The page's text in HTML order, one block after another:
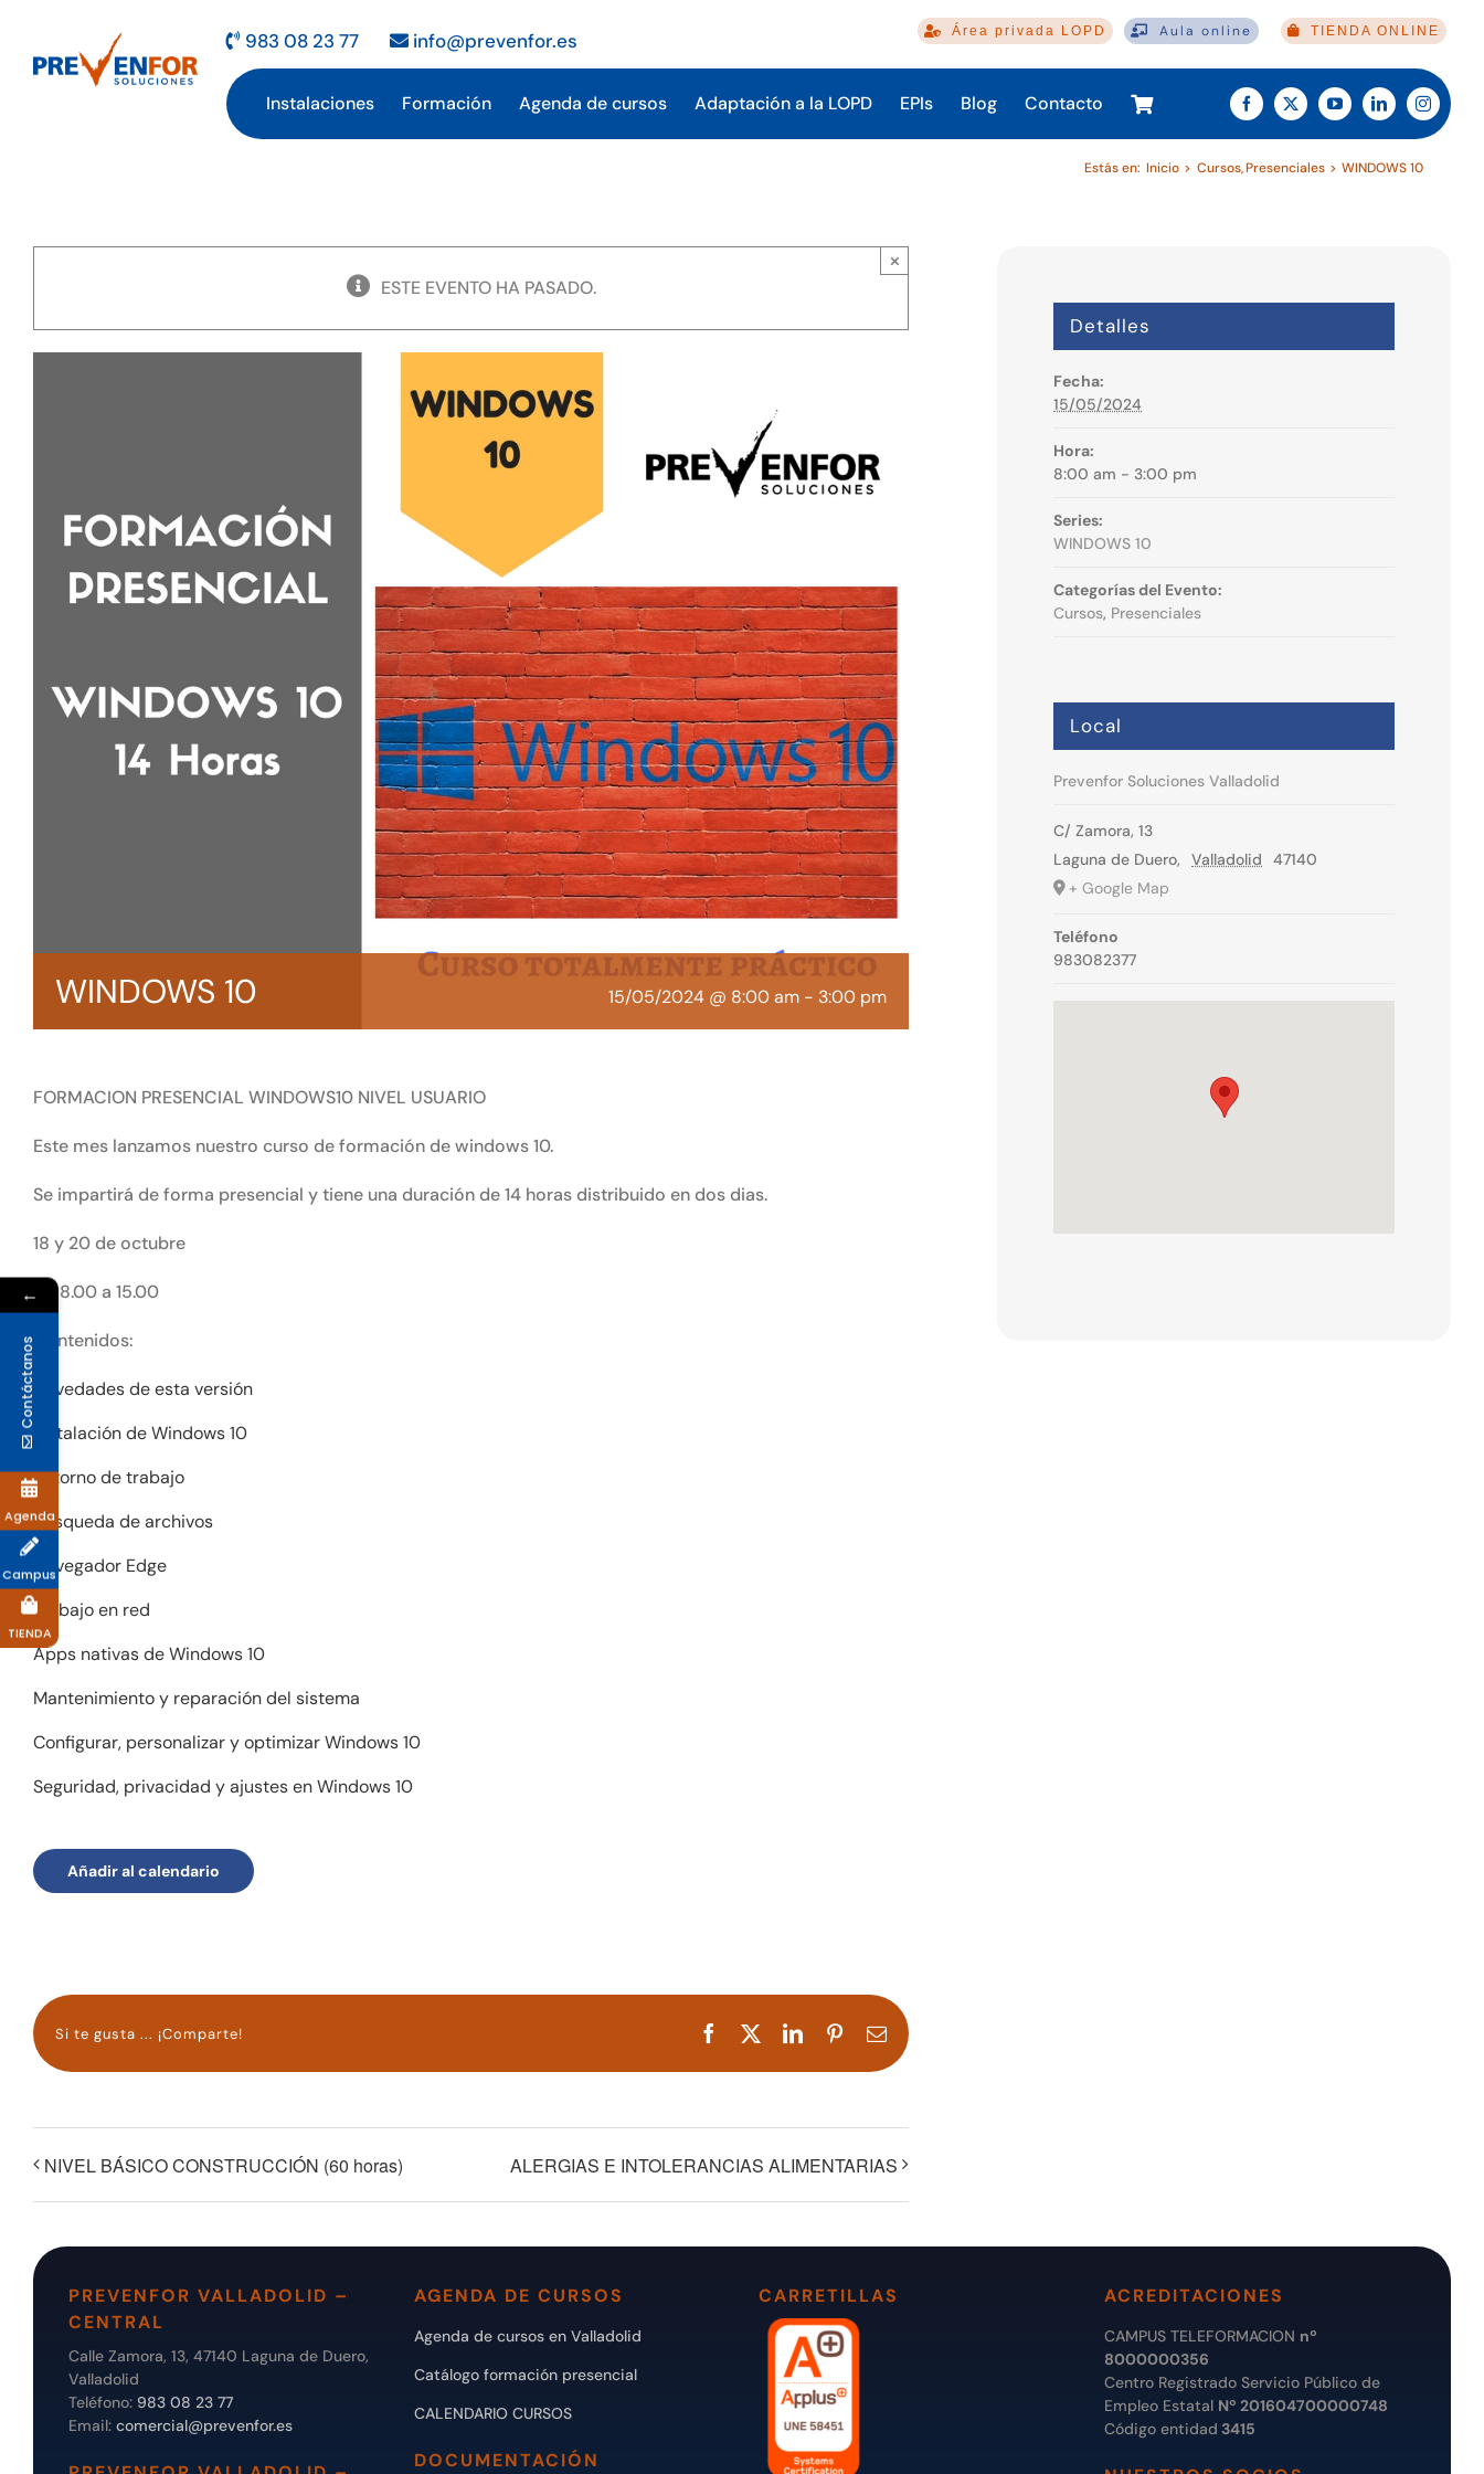
contenido
983 08 23 77 info@prevenfor.es Área privada LOPD Aula online TIENDA ONLINE
Instalaciones Formación Agenda de cursos Adaptación a la LOPD EPIs Blog Contacto
Estás en: Inicio Cursos Presenciales WINDOWS 10
ESTE EVENTO HA PASADO.
×
WINDOWS 10 15/05/2024 @ 8:00 am - 3:00 pm
FORMACION PRESENCIAL WINDOWS10 NIVEL USUARIO
Este mes lanzamos nuestro curso de formación de windows 10.
Se impartirá de forma presencial y tiene una duración de 14 horas distribuido en dos dias.
18 y 20 de octubre
De 8.00 a 15.00
Contenidos:
Novedades de esta versión
Instalación de Windows 10
Entorno de trabajo
Búsqueda de archivos
Navegador Edge
Trabajo en red
Apps nativas de Windows 10
Mantenimiento y reparación del sistema
Configurar, personalizar y optimizar Windows 10
Seguridad, privacidad y ajustes en Windows 10
Añadir al calendario
Si te gusta ... ¡Comparte! Facebook LinkedInPinterestCorreo
electrónico
NIVEL BÁSICO CONSTRUCCIÓN (60 horas) ALERGIAS E INTOLERANCIAS ALIMENTARIAS
Detalles
Fecha:
15/05/2024
Hora:
8:00 am - 3:00 pm
Series:
WINDOWS 10
Categorías del Evento:
Cursos, Presenciales
Local
Prevenfor Soluciones Valladolid
C/ Zamora, 13
Laguna de Duero, Valladolid
47140
+ Google Map
Teléfono
983082377
PREVENFOR VALLADOLID –
CENTRAL
Calle Zamora, 13, 47140 Laguna de Duero,
Valladolid
Teléfono: 983 08 23 77
Email: comercial@prevenfor.es
AGENDA DE CURSOS
Agenda de cursos en Valladolid
Catálogo formación presencial
CALENDARIO CURSOS
DOCUMENTACIÓN
CARRETILLAS ACREDITACIONES
CAMPUS TELEFORMACION nº
8000000356
Centro Registrado Servicio Público de
Empleo Estatal Nº 201604700000748
Código entidad 3415
←
Contáctanos
Agenda
Campus
TIENDA